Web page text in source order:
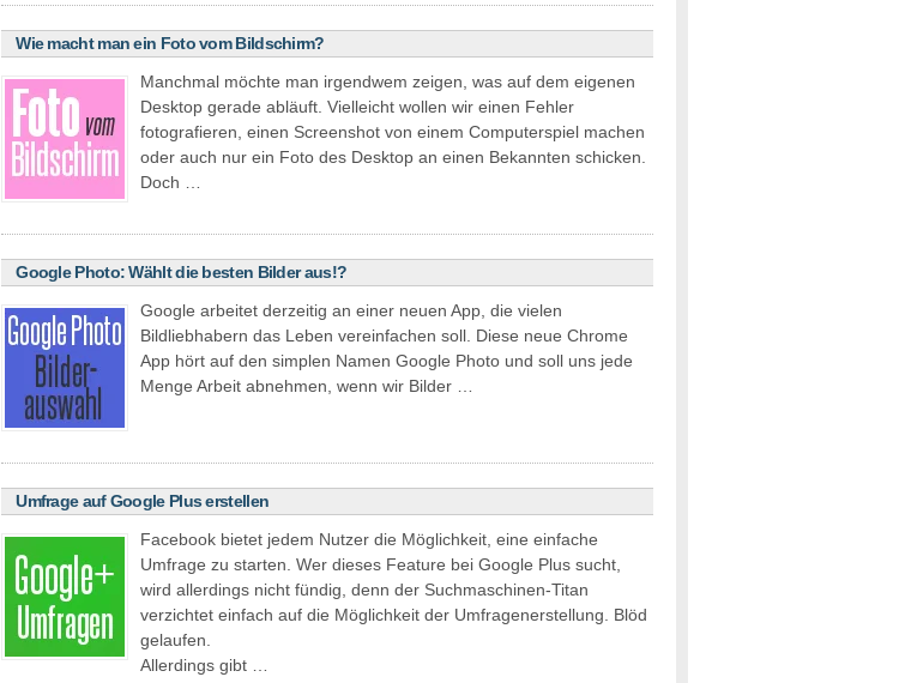
Wie macht man ein Foto vom Bildschirm?
Manchmal möchte man irgendwem zeigen, was auf dem eigenen
Desktop gerade abläuft. Vielleicht wollen wir einen Fehler
fotografieren, einen Screenshot von einem Computerspiel machen
oder auch nur ein Foto des Desktop an einen Bekannten schicken.
Doch …
Google Photo: Wählt die besten Bilder aus!?
Google arbeitet derzeitig an einer neuen App, die vielen
Bildliebhabern das Leben vereinfachen soll. Diese neue Chrome
App hört auf den simplen Namen Google Photo und soll uns jede
Menge Arbeit abnehmen, wenn wir Bilder …
Umfrage auf Google Plus erstellen
Facebook bietet jedem Nutzer die Möglichkeit, eine einfache
Umfrage zu starten. Wer dieses Feature bei Google Plus sucht,
wird allerdings nicht fündig, denn der Suchmaschinen-Titan
verzichtet einfach auf die Möglichkeit der Umfragenerstellung. Blöd
gelaufen.
Allerdings gibt …